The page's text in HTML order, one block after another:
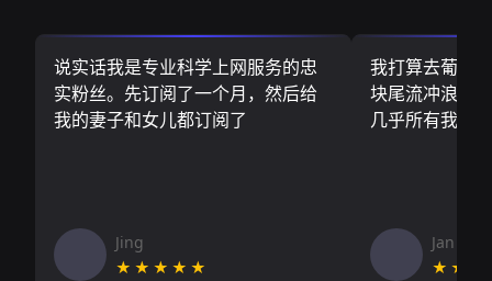
说实话我是专业科学上网服务的忠
实粉丝。先订阅了一个月，然后给
我的妻子和女儿都订阅了
Jing
★★★★★
我打算去葡萄
块尾流冲浪板
几乎所有我需
Jan V